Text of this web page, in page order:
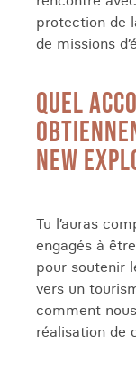
protection de
de missions
QUEL
NEW
Tu l’auras
engagés à
pour soutenir
vers un
comment
réalisation de